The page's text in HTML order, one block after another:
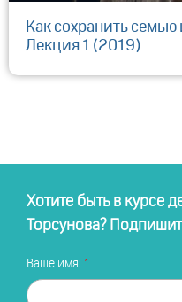
Как сохранить
Лекция 1 (2019)
Хотите быть в курсе
Торсунова?
Ваше имя: